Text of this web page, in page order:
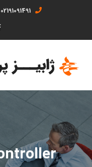
02191091491